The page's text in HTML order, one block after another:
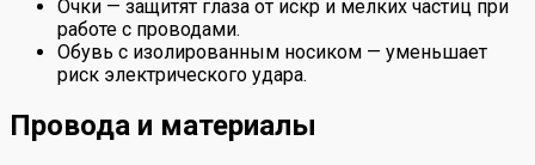
Очки — защитят глаза от искр и мелких частиц при
работе с проводами.
Обувь с изолированным носиком — уменьшает
риск электрического удара.
Провода и материалы